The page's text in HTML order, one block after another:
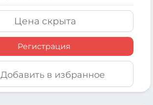
Цена скрыта
Регистрация
Добавить в избранное